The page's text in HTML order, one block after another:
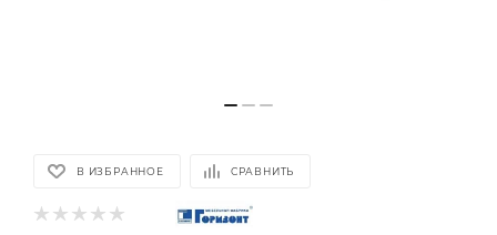
В ИЗБРАННОЕ СРАВНИТЬ